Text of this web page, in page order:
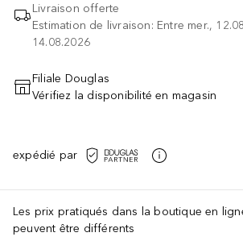
Livraison offerte
Estimation de livraison: Entre mer.,
14.08.2026
AJOUTER AU PANIER
Filiale Douglas
Vérifiez la disponibilité en magasin
expédié par
Les prix pratiqués dans la boutique en
peuvent être différents